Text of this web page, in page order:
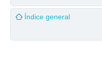
Índice general